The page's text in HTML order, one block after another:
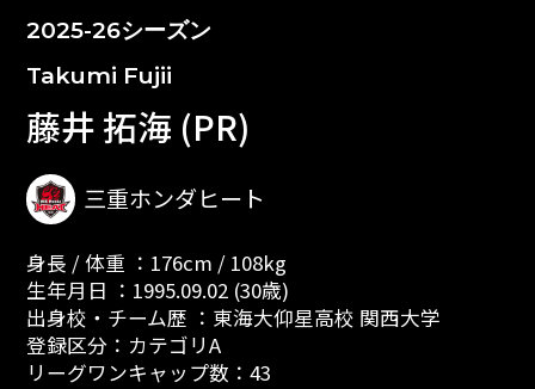
2025-26シーズン
Takumi Fujii
藤井 拓海 (PR)
三重ホンダヒート
身長 / 体重 ：176cm / 108kg
生年月日 ：1995.09.02 (30歳)
出身校・チーム歴 ：東海大仰星高校 関西大学
登録区分：カテゴリA
リーグワンキャップ数：43